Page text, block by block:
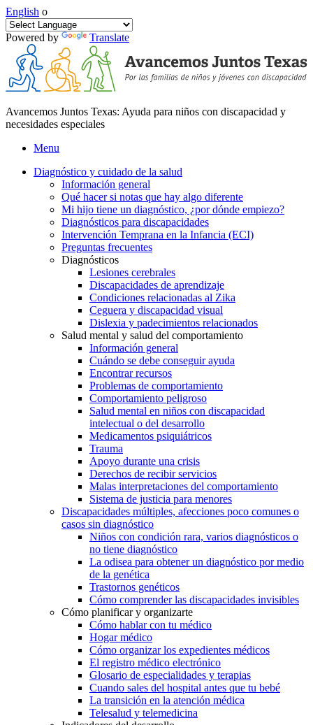
English o
Powered by Translate
Avancemos Juntos Texas: Ayuda para niños con discapacidad y
necesidades especiales
Menu
Diagnóstico y cuidado de la salud
Información general
Qué hacer si notas que hay algo diferente
Mi hijo tiene un diagnóstico, ¿por dónde empiezo?
Diagnósticos para discapacidades
Intervención Temprana en la Infancia (ECI)
Preguntas frecuentes
Diagnósticos
Lesiones cerebrales
Discapacidades de aprendizaje
Condiciones relacionadas al Zika
Ceguera y discapacidad visual
Dislexia y padecimientos relacionados
Salud mental y salud del comportamiento
Información general
Cuándo se debe conseguir ayuda
Encontrar recursos
Problemas de comportamiento
Comportamiento peligroso
Salud mental en niños con discapacidad
intelectual o del desarrollo
Medicamentos psiquiátricos
Trauma
Apoyo durante una crisis
Derechos de recibir servicios
Malas interpretaciones del comportamiento
Sistema de justicia para menores
Discapacidades múltiples, afecciones poco comunes o
casos sin diagnóstico
Niños con condición rara, varios diagnósticos o
no tiene diagnóstico
La odisea para obtener un diagnóstico por medio
de la genética
Trastornos genéticos
Cómo comprender las discapacidades invisibles
Cómo planificar y organizarte
Cómo hablar con tu médico
Hogar médico
Cómo organizar los expedientes médicos
El registro médico electrónico
Glosario de especialidades y terapias
Cuando sales del hospital antes que tu bebé
La transición en la atención médica
Telesalud y telemedicina